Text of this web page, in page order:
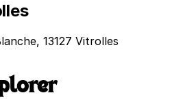
13127 Vitrolles